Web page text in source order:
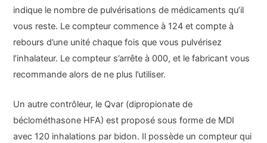
indique le nombre de pulvérisations de médicaments qu’il
vous reste. Le compteur commence à 124 et compte à
rebours d’une unité chaque fois que vous pulvérisez
l’inhalateur. Le compteur s’arrête à 000, et le fabricant vous
recommande alors de ne plus l’utiliser.
Un autre contrôleur, le Qvar (dipropionate de
béclométhasone HFA) est proposé sous forme de MDI
avec 120 inhalations par bidon. Il possède un compteur qui